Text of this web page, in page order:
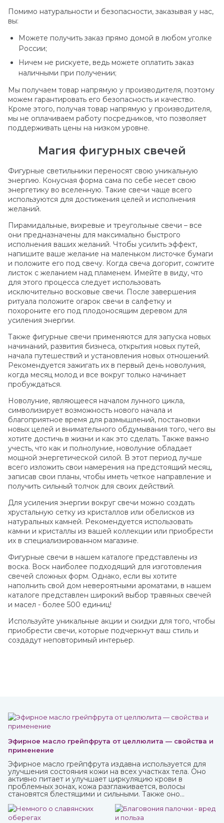
Помимо натуральности и безопасности, заказывая у нас,
вы:
Можете получить заказ прямо домой в любом уголке
России;
Ничем не рискуете, ведь можете оплатить заказ
наличными при получении;
Мы получаем товар напрямую у производителя, поэтому
можем гарантировать его безопасность и качество.
Кроме этого, получая товар напрямую у производителя,
мы не оплачиваем работу посредников, что позволяет
поддерживать цены на низком уровне.
Магия фигурных свечей
Фигурные светильники переносят свою уникальную
энергию. Конусная форма сама по себе несет свою
энергетику во вселенную. Такие свечи чаще всего
используются для достижения целей и исполнения
желаний.
Пирамидальные, вихревые и треугольные свечи – все
они предназначены для максимально быстрого
исполнения ваших желаний. Чтобы усилить эффект,
напишите ваше желание на маленьком листочке бумаги
и положите его под свечу. Когда свеча догорит, сожгите
листок с желанием над пламенем. Имейте в виду, что
для этого процесса следует использовать
исключительно восковые свечи. После завершения
ритуала положите огарок свечи в салфетку и
похороните его под плодоносящим деревом для
усиления энергии.
Также фигурные свечи применяются для запуска новых
начинаний, развития бизнеса, открытия новых путей,
начала путешествий и установления новых отношений.
Рекомендуется зажигать их в первый день новолуния,
когда месяц молод и все вокруг только начинает
пробуждаться.
Новолуние, являющееся началом лунного цикла,
символизирует возможность нового начала и
благоприятное время для размышлений, постановки
новых целей и внимательного обдумывания того, чего вы
хотите достичь в жизни и как это сделать. Также важно
учесть, что как и полнолуние, новолуние обладает
мощной энергетической силой. В этот период лучше
всего изложить свои намерения на предстоящий месяц,
записав свои планы, чтобы иметь четкое направление и
получить сильный толчок для своих действий.
Для усиления энергии вокруг свечи можно создать
хрустальную сетку из кристаллов или обелисков из
натуральных камней. Рекомендуется использовать
камни и кристаллы из вашей коллекции или приобрести
их в специализированном магазине.
Фигурные свечи в нашем каталоге представлены из
воска. Воск наиболее подходящий для изготовления
свечей сложных форм. Однако, если вы хотите
наполнить свой дом невероятными ароматами, в нашем
каталоге представлен широкий выбор травяных свечей
и масел - более 500 единиц!
Используйте уникальные акции и скидки для того, чтобы
приобрести свечи, которые подчеркнут ваш стиль и
создадут неповторимый интерьер.
Эфирное масло грейпфрута от целлюлита — свойства и
применение
Эфирное масло грейпфрута издавна используется для
улучшения состояния кожи на всех участках тела. Оно
активно питает и улучшает циркуляцию крови в
проблемных зонах, кожа разглаживается, волосы
становятся блестящими и сильными. Также оно
жизненными силами.